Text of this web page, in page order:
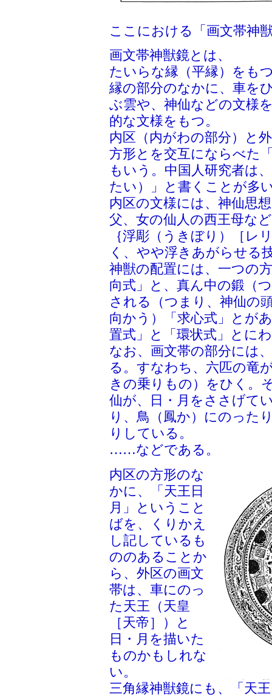
ここにおける「画文帯神
画文帯神獣鏡とは、
たいらな縁（平縁）をも
縁の部分のなかに、車を
ぶ雲や、神仙などの文様
的な文様をもつ。
内区（内がわの部分）と
方形とを交互にならべた
もいう。中国人研究者は
たい）」と書くことが多
内区の文様には、神仙思
父、女の仙人の西王母な
｛浮彫（うきぼり）［レ
く、やや浮きあがらせる
神獣の配置には、一つの
向式」と、真ん中の鍛（
される（つまり、神仙の
向かう）「求心式」とが
置式」と「環状式」とに
なお、画文帯の部分には
る。すなわち、六匹の竜
きの乗りもの）をひく。
仙が、日・月をささげて
り、鳥（鳳か）にのった
りしている。
……などである。
内区の方形のな
かに、「天王日
月」ということ
ばを、くりかえ
し記しているも
ののあることか
ら、外区の画文
帯は、車にのっ
た天王（天皇
［天帝］）と
日・月を描いた
ものかもしれな
い。
三角縁神獣鏡にも、「天